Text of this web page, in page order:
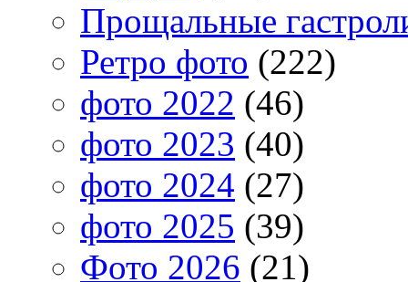
Прощальные
Ретро фото (222)
фото 2022 (46)
фото 2023 (40)
фото 2024 (27)
фото 2025 (39)
Фото 2026 (21)